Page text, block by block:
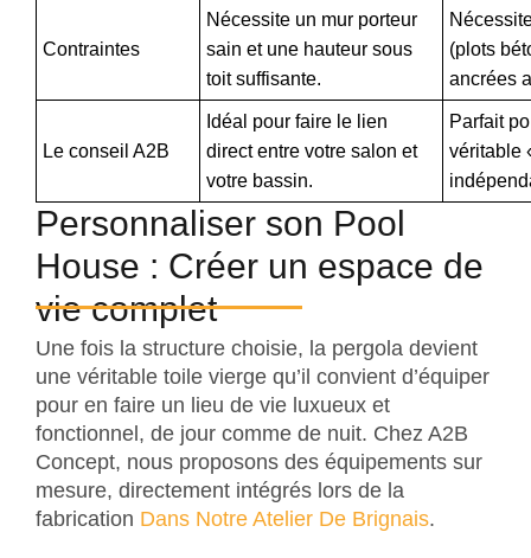
Contraintes
Nécessite un mur porteur
sain et une hauteur sous
toit suffisante.
(plots
ancrées
Le conseil A2B
Idéal pour faire le lien
direct entre votre salon et
votre bassin.
Parfait
véritable
Personnaliser son Pool
House : Créer un espace de
vie complet
Une fois la structure choisie, la pergola devient
une véritable toile vierge qu’il convient d’équiper
pour en faire un lieu de vie luxueux et
fonctionnel, de jour comme de nuit. Chez A2B
Concept, nous proposons des équipements sur
mesure, directement intégrés lors de la
fabrication Dans Notre Atelier De Brignais.